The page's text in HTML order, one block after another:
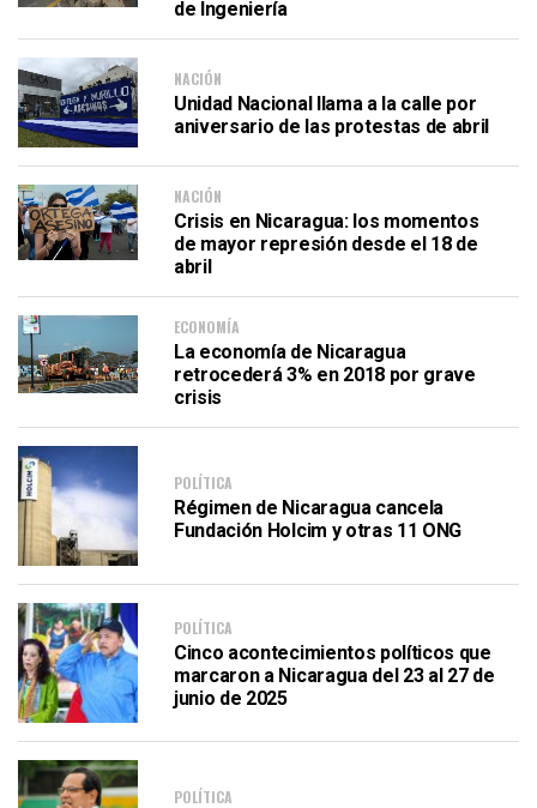
de Ingeniería
NACIÓN
Unidad Nacional llama a la calle por
aniversario de las protestas de abril
NACIÓN
Crisis en Nicaragua: los momentos
de mayor represión desde el 18 de
abril
ECONOMÍA
La economía de Nicaragua
retrocederá 3% en 2018 por grave
crisis
POLÍTICA
Régimen de Nicaragua cancela
Fundación Holcim y otras 11 ONG
POLÍTICA
Cinco acontecimientos políticos que
marcaron a Nicaragua del 23 al 27 de
junio de 2025
POLÍTICA